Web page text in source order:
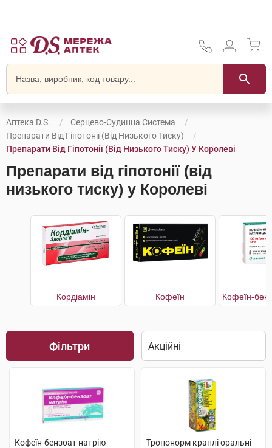
Аптека D.S.
Серцево-Судинна Система
Препарати Від Гіпотонії (від Низького Тиску)
Препарати Від Гіпотонії (від Низького Тиску) У Королеві
Препарати від гіпотонії (від
низького тиску) у Королеві
Кордіамін Кофеїн
Фільтри
Кофеїн-бензоат натрію
Тропонорм краплі оральні